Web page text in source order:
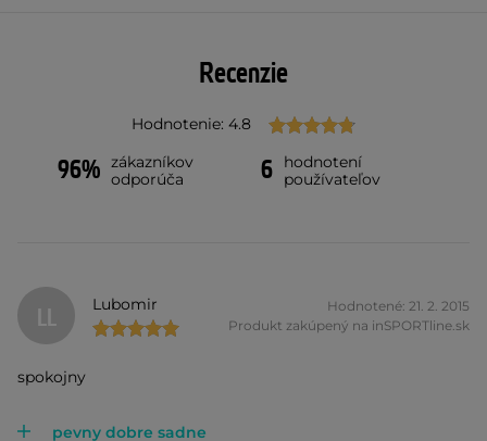
Recenzie
Hodnotenie: 4.8
96% zákazníkov
odporúča
6
hodnotení
používateľov
LL Lubomir
Hodnotené: 21. 2. 2015
Produkt zakúpený na inSPORTline.sk
spokojny
pevny dobre sadne